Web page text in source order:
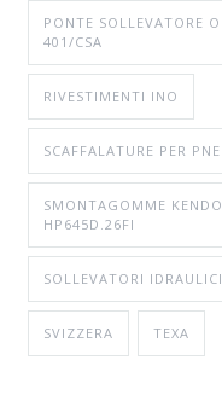
PONTE SOLLEVATORE
401/CSA
RIVESTIMENTI INO
SCAFFALATURE PER
SMONTAGOMME
HP645D.26FI
SOLLEVATORI IDRAULICI
SVIZZERA TEXA